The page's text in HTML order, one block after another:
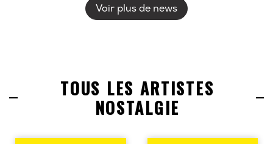
Voir plus de news
TOUS LES ARTISTES
NOSTALGIE